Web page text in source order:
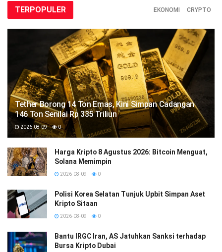
TERPOPULER EKONOMI CRYPTO
Tether Borong 14 Ton Emas, Kini Simpan Cadangan
146 Ton Senilai Rp 335 Triliun
2026-08-09 0
Harga Kripto 8 Agustus 2026: Bitcoin Menguat,
Solana Memimpin
2026-08-09 0
Polisi Korea Selatan Tunjuk Upbit Simpan Aset
Kripto Sitaan
2026-08-09 0
Bantu IRGC Iran, AS Jatuhkan Sanksi terhadap
Bursa Kripto Dubai